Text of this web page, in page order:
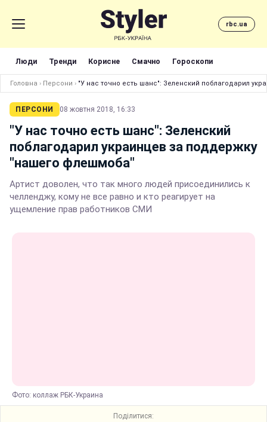
rbc.ua
Люди Тренди Корисне Смачно Гороскопи
Головна › Персони › "У нас точно есть шанс": Зеленский поблагодарил
ПЕРСОНИ 08 жовтня 2018, 16:33
"У нас точно есть шанс": Зеленский
поблагодарил украинцев за поддержку
"нашего флешмоба"
Артист доволен, что так много людей присоединились к
челленджу, кому не все равно и кто реагирует на
ущемление прав работников СМИ
Фото: коллаж РБК-Украина
Поділитися: